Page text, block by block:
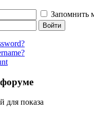
Запомнить
для показа